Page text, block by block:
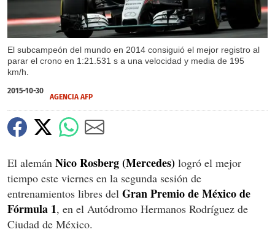
El subcampeón del mundo en 2014 consiguió el mejor registro al
parar el crono en 1:21.531 s a una velocidad y media de 195
km/h.
2015-10-30
AGENCIA AFP
El alemán Nico Rosberg (Mercedes) logró el mejor
tiempo este viernes en la segunda sesión de
entrenamientos libres del Gran Premio de México de
Fórmula 1, en el Autódromo Hermanos Rodríguez de
Ciudad de México.